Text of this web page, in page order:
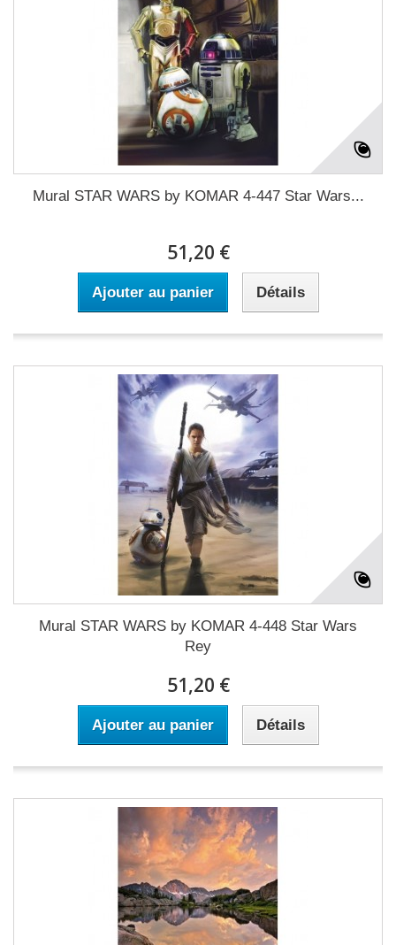
Mural STAR WARS by KOMAR 4-447 Star Wars...
51,20 €
Ajouter au panier Détails
Mural STAR WARS by KOMAR 4-448 Star Wars
Rey
51,20 €
Ajouter au panier Détails